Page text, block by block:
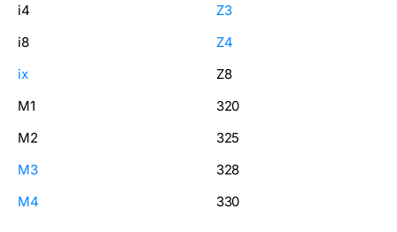
i4
i8
ix
M1
M2
M3
M4
Z3
Z4
Z8
320
325
328
330